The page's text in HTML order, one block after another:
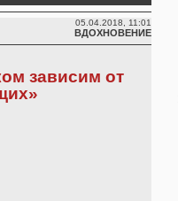
05.04.2018, 11:01
ВДОХНОВЕНИЕ
зависим от